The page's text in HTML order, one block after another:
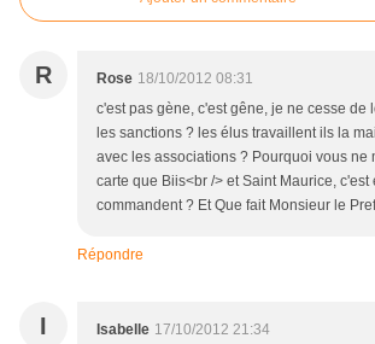
R Rose 18/10/2012 08:31
c'est pas gène, c'est gêne, je ne cesse de
les sanctions ? les élus travaillent ils la
avec les associations ? Pourquoi vous ne
carte que Biis<br /> et Saint Maurice, c'est
commandent ? Et Que fait Monsieur le
Répondre
I Isabelle 17/10/2012 21:34